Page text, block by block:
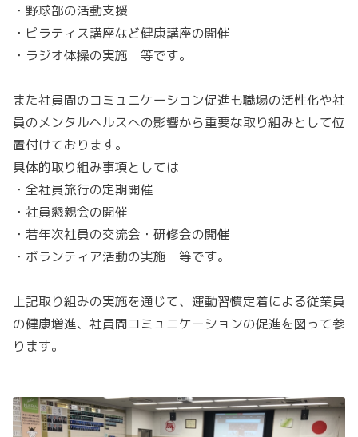
・野球部の活動支援
・ピラティス講座など健康講座の開催
・ラジオ体操の実施 等です。
また社員間のコミュニケーション促進も職場の活性化や社
員のメンタルヘルスへの影響から重要な取り組みとして位
置付けております。
具体的取り組み事項としては
・全社員旅行の定期開催
・社員懇親会の開催
・若年次社員の交流会・研修会の開催
・ボランティア活動の実施 等です。
上記取り組みの実施を通じて、運動習慣定着による従業員
の健康増進、社員間コミュニケーションの促進を図って参
ります。